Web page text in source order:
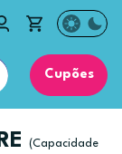
Cupões
(Capacidade